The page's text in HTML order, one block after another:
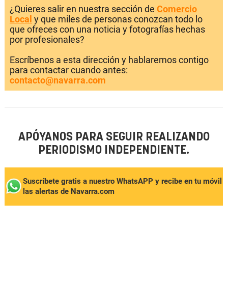
¿Quieres salir en nuestra sección de Comercio
Local y que miles de personas conozcan todo lo
que ofreces con una noticia y fotografías hechas
por profesionales?
Escríbenos a esta dirección y hablaremos contigo
para contactar cuando antes:
contacto@navarra.com
APÓYANOS PARA SEGUIR REALIZANDO
PERIODISMO INDEPENDIENTE.
Suscríbete gratis a nuestro WhatsAPP y recibe en tu móvil
las alertas de Navarra.com